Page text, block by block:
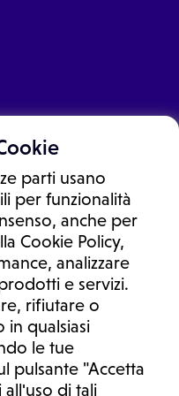
parti usano
per funzionalità
anche per
Cookie Policy,
analizzare
e servizi.
rifiutare o
in qualsiasi
le tue
pulsante "Accetta
di tali
sono un consulto medico.
un consulto, una
Non si devono considerare
per la formulazione di
trattamento o l'assunzione o
consultare un medico di
specialista.
|Gestione cookie
riservati.